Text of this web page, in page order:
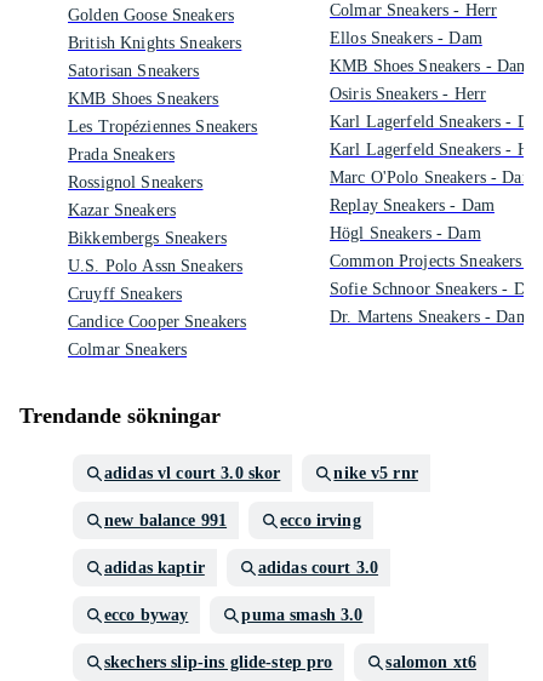
Golden Goose Sneakers
British Knights Sneakers
Satorisan Sneakers
KMB Shoes Sneakers
Les Tropéziennes Sneakers
Prada Sneakers
Rossignol Sneakers
Kazar Sneakers
Bikkembergs Sneakers
U.S. Polo Assn Sneakers
Cruyff Sneakers
Candice Cooper Sneakers
Colmar Sneakers
Colmar Sneakers - Herr
Ellos Sneakers - Dam
KMB Shoes Sneakers - Dam
Osiris Sneakers - Herr
Karl Lagerfeld Sneakers -
Karl Lagerfeld Sneakers -
Marc O'Polo Sneakers - Dam
Replay Sneakers - Dam
Högl Sneakers - Dam
Common Projects Sneakers -
Sofie Schnoor Sneakers -
Dr. Martens Sneakers - Dam
Trendande sökningar
adidas vl court 3.0 skor nike v5 rnr
new balance 991 ecco irving
adidas kaptir adidas court 3.0
ecco byway puma smash 3.0
skechers slip-ins glide-step pro salomon xt6